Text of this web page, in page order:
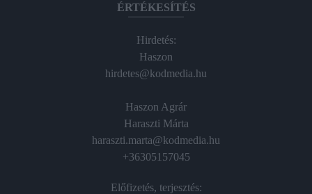
ÉRTÉKESÍTÉS
Hirdetés:
Haszon
hirdetes@kodmedia.hu
Haszon Agrár
Haraszti Márta
haraszti.marta@kodmedia.hu
+36305157045
Előfizetés, terjesztés: